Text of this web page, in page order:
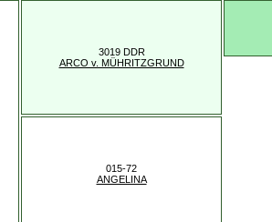
3019 DDR
ARCO v. MÜHRITZGRUND
015-72
ANGELINA